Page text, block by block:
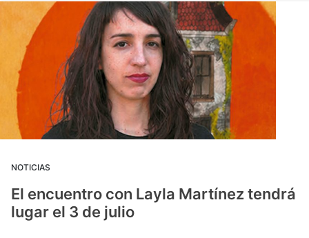
NOTICIAS
El encuentro con Layla Martínez tendrá
lugar el 3 de julio